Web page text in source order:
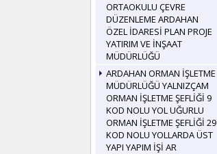
ORTAOKULU ÇEVRE
DÜZENLEME ARDAHAN
ÖZEL İDARESİ PLAN PROJE
YATIRIM VE İNŞAAT
MÜDÜRLÜĞÜ
ARDAHAN ORMAN İŞLETME
MÜDÜRLÜĞÜ YALNIZÇAM
ORMAN İŞLETME ŞEFLİĞİ 9
KOD NOLU YOL UĞURLU
ORMAN İŞLETME ŞEFLİĞİ 29
KOD NOLU YOLLARDA ÜST
YAPI YAPIM İŞİ AR